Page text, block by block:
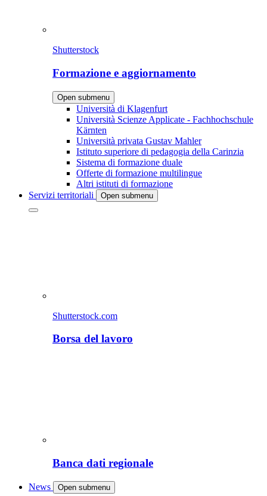
Shutterstock
Formazione e aggiornamento
Open submenu
Università di Klagenfurt
Università Scienze Applicate - Fachhochschule
Kärnten
Università privata Gustav Mahler
Istituto superiore di pedagogia della Carinzia
Sistema di formazione duale
Offerte di formazione multilingue
Altri istituti di formazione
Servizi territoriali
Open submenu
Shutterstock.com
Borsa del lavoro
Banca dati regionale
News Open submenu